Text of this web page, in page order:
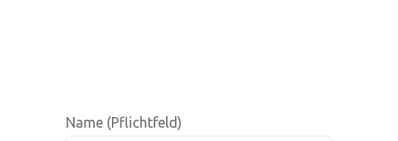
Name (Pflichtfeld)